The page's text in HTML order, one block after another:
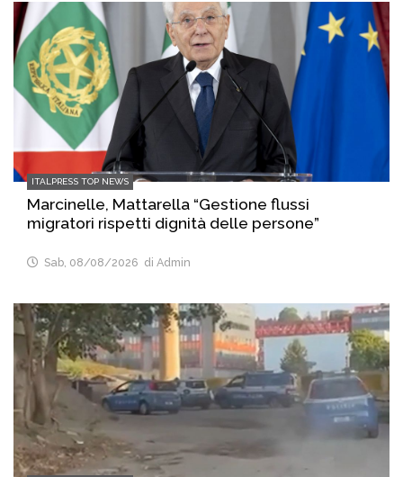
ITALPRESS TOP NEWS
Marcinelle, Mattarella “Gestione flussi
migratori rispetti dignità delle persone”
Sab, 08/08/2026 di Admin